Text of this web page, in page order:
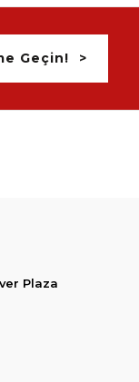
Geçin!
Plaza